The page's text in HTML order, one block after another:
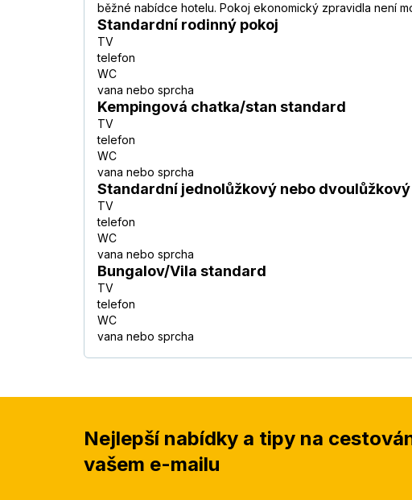
běžné nabídce hotelu. Pokoj ekonomický zpravidla není
Standardní rodinný pokoj
TV
telefon
WC
vana nebo sprcha
Kempingová chatka/stan standard
TV
telefon
WC
vana nebo sprcha
Standardní jednolůžkový nebo dvoulůžkový
TV
telefon
WC
vana nebo sprcha
Bungalov/Vila standard
TV
telefon
WC
vana nebo sprcha
Nejlepší nabídky a tipy na
vašem e-mailu